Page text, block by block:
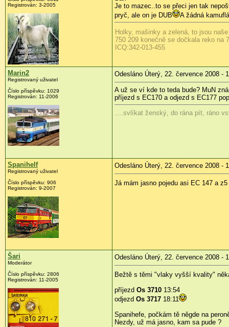
Registrován: 3-2005
Je to mazec..to se přeci jen tak
pryč, ale on je DUB
A žádná
Holky, mašinky a zelená, to jsou
750 209 konečně se dočkala reko na
ICQ:342-013-455
Marin2
Registrovaný uživatel
Číslo příspěvku: 1029
Registrován: 11-2006
Odesláno Úterý, 22. července 2008 -
A už se ví kde to teda bude? MuN
příjezd s EC170 a odjezd s EC177
....svlíkat ženský, do rána pít, ráno
Spanihelf
Registrovaný uživatel
Číslo příspěvku: 906
Registrován: 9-2007
Odesláno Úterý, 22. července 2008 -
Já mám jasno pojedu asi EC 147 a
Šari
Moderátor
Číslo příspěvku: 2806
Registrován: 11-2005
Odesláno Úterý, 22. července 2008 -
Bežtě s těmi "vlaky vyšší kvality"
příjezd Os 3710 13:54
odjezd Os 3717 18:11
Spanihefe, počkám tě něgde na
Nezdy, už má jasno, kam sa pude ?